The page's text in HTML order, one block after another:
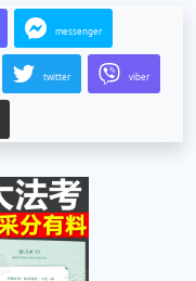
messenger
twitter viber